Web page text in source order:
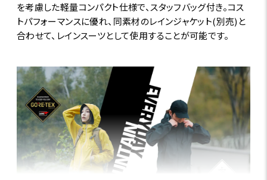
を考慮した軽量コンパクト仕様で、スタッフバッグ付き。コス
トパフォーマンスに優れ、同素材のレインジャケット(別売)と
合わせて、レインスーツとして使用することが可能です。